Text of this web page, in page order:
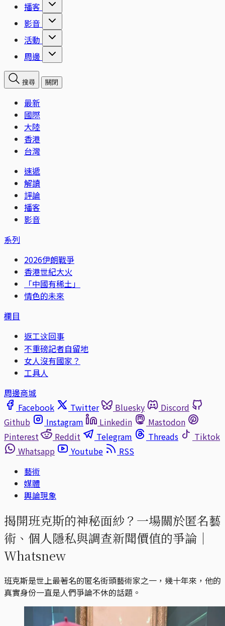
播客
影音
活動
周邊
搜尋 關閉
最新
國際
大陸
香港
台灣
速遞
解讀
評論
播客
影音
系列
2026伊朗戰爭
香港世紀大火
「中國有稀土」
情色的未來
欄目
返工这回事
不重磅記者自留地
女人沒有國家？
工具人
周邊商城
Facebook
Twitter Bluesky
Discord
Github
Instagram Linkedin
Mastodon
Pinterest
Reddit Telegram Threads
Tiktok
Whatsapp
Youtube
RSS
藝術
媒體
輿論現象
揭開班克斯的神秘面紗？一場關於匿名藝
術、個人隱私與調查新聞價值的爭論｜
Whatsnew
班克斯是世上最著名的匿名街頭藝術家之一，幾十年來，他的
真實身份一直是人們爭論不休的話題。